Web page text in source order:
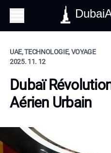
UAE, TECHNOLOGIE, VOYAGE
2025. 11. 12
Dubaï
Aérien Urbain